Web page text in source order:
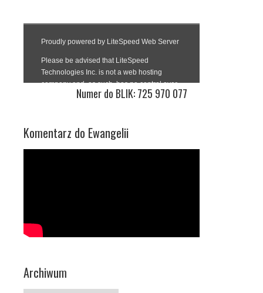
Numer do BLIK: 725 970 077
Komentarz do Ewangelii
Archiwum